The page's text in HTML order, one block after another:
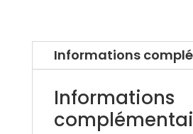
Informations
Informations